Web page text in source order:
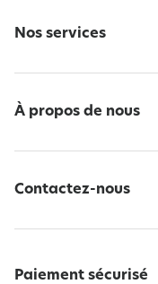
Nos services
À propos de nous
Contactez-nous
Paiement sécurisé